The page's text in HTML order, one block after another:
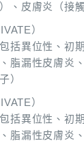
、皮膚炎（接
）
括異位性、初
脂漏性皮膚炎
）
）
括異位性、初
脂漏性皮膚炎